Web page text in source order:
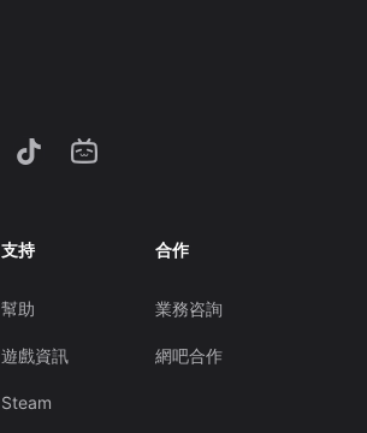
支持
幫助
遊戲資訊
Steam
合作
業務咨詢
網吧合作